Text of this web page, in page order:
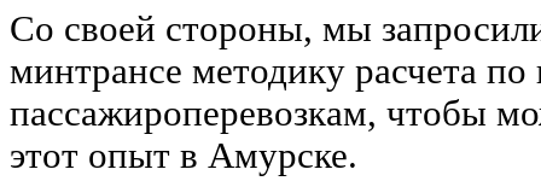
Со своей стороны, мы
минтрансе методику расчета по
пассажироперевозкам, чтобы
этот опыт в Амурске.